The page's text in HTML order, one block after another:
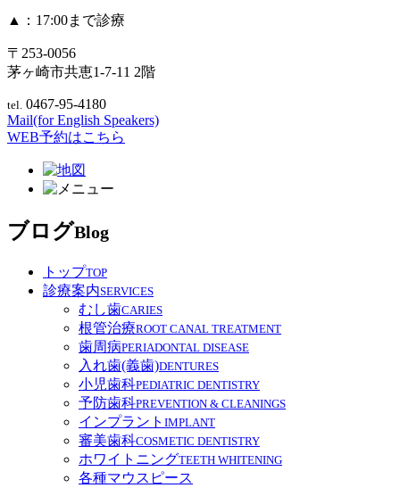
▲ ：17:00まで診療
〒253-0056
茅ヶ崎市共恵1-7-11 2階
tel. 0467-95-4180
Mail(for English Speakers)
WEB予約はこちら
ブログBlog
トップTOP
診療案内SERVICES
むし歯CARIES
根管治療ROOT CANAL TREATMENT
歯周病PERIADONTAL DISEASE
入れ歯(義歯)DENTURES
小児歯科PEDIATRIC DENTISTRY
予防歯科PREVENTION & CLEANINGS
インプラント IMPLANT
審美歯科COSMETIC DENTISTRY
ホワイトニングTEETH WHITENING
各種マウスピース